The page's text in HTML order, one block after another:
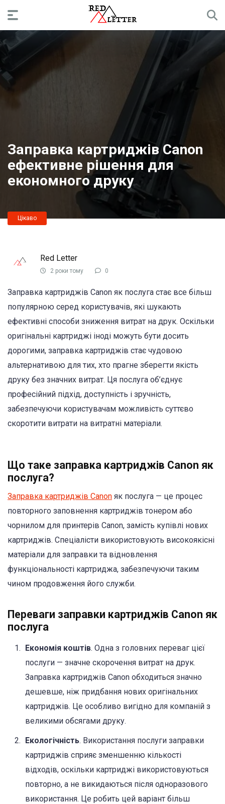
Заправка картриджів Canon
ефективне рішення для
економного друку
Цікаво
Red Letter
2 роки тому 0
Заправка картриджів Canon як послуга стає все більш
популярною серед користувачів, які шукають
ефективні способи зниження витрат на друк. Оскільки
оригінальні картриджі іноді можуть бути досить
дорогими, заправка картриджів стає чудовою
альтернативою для тих, хто прагне зберегти якість
друку без значних витрат. Ця послуга об’єднує
професійний підхід, доступність і зручність,
забезпечуючи користувачам можливість суттєво
скоротити витрати на витратні матеріали.
Що таке заправка картриджів Canon як
послуга?
Заправка картриджів Canon як послуга — це процес
повторного заповнення картриджів тонером або
чорнилом для принтерів Canon, замість купівлі нових
картриджів. Спеціалісти використовують високоякісні
матеріали для заправки та відновлення
функціональності картриджа, забезпечуючи таким
чином продовження його служби.
Переваги заправки картриджів Canon як
послуга
Економія коштів. Одна з головних переваг цієї
послуги — значне скорочення витрат на друк.
Заправка картриджів Canon обходиться значно
дешевше, ніж придбання нових оригінальних
картриджів. Це особливо вигідно для компаній з
великими обсягами друку.
Екологічність. Використання послуги заправки
картриджів сприяє зменшенню кількості
відходів, оскільки картриджі використовуються
повторно, а не викидаються після одноразового
використання. Це робить цей варіант більш